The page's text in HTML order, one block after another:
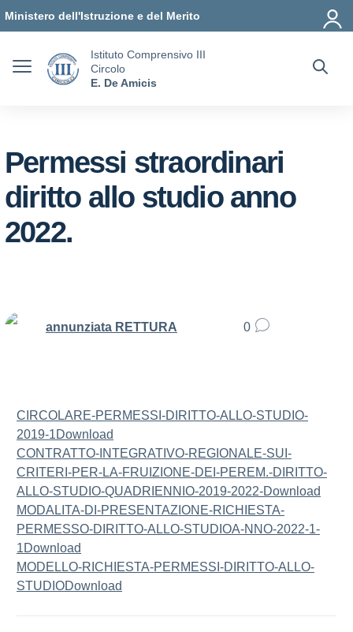
Ministero dell'Istruzione e del Merito
Istituto Comprensivo III
Circolo
E. De Amicis
Permessi straordinari
diritto allo studio anno
2022.
annunziata RETTURA 0
CIRCOLARE-PERMESSI-DIRITTO-ALLO-STUDIO-
2019-1Download
CONTRATTO-INTEGRATIVO-REGIONALE-SUI-
CRITERI-PER-LA-FRUIZIONE-DEI-PEREM.-DIRITTO-
ALLO-STUDIO-QUADRIENNIO-2019-2022-Download
MODALITA-DI-PRESENTAZIONE-RICHIESTA-
PERMESSO-DIRITTO-ALLO-STUDIOA-NNO-2022-1-
1Download
MODELLO-RICHIESTA-PERMESSI-DIRITTO-ALLO-
STUDIODownload